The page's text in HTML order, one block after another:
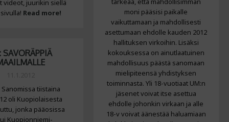
videot, juurikin siellä
Read more!
moni pääsisi paikalle
vaikuttamaan ja mahdollisesti
asettumaan ehdolle kauden 2012
hallituksen virkoihin. Lisäksi
kokouksessa on ainutlaatuinen
mahdollisuus päästä sanomaan
mielipiteensä yhdistyksen
toiminnasta. Yli 18-vuotiaat UM:n
jäsenet voivat itse asettua
ehdolle johonkin virkaan ja alle
18-v voivat äänestää haluamiaan
SAVORÄPPIÄ
tiistaina
oli Kuopiolaisesta
jonka pääosissa
Kuopionniemi-